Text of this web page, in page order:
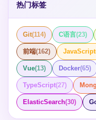
热门标签
Git(114) C语言(23)
前端(162) JavaScript
Vue(13) Docker(65)
TypeScript(27)
ElasticSearch(30)